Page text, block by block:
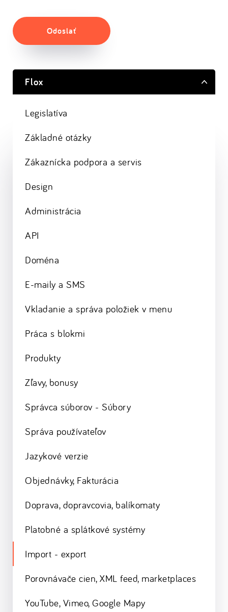
Odoslať
Flox
Legislatíva
Základné otázky
Zákaznícka podpora a servis
Design
Administrácia
API
Doména
E-maily a SMS
Vkladanie a správa položiek v menu
Práca s blokmi
Produkty
Zľavy, bonusy
Správca súborov - Súbory
Správa používateľov
Jazykové verzie
Objednávky, Fakturácia
Doprava, dopravcovia, balíkomaty
Platobné a splátkové systémy
Import - export
Porovnávače cien, XML feed, marketplaces
YouTube, Vimeo, Google Mapy